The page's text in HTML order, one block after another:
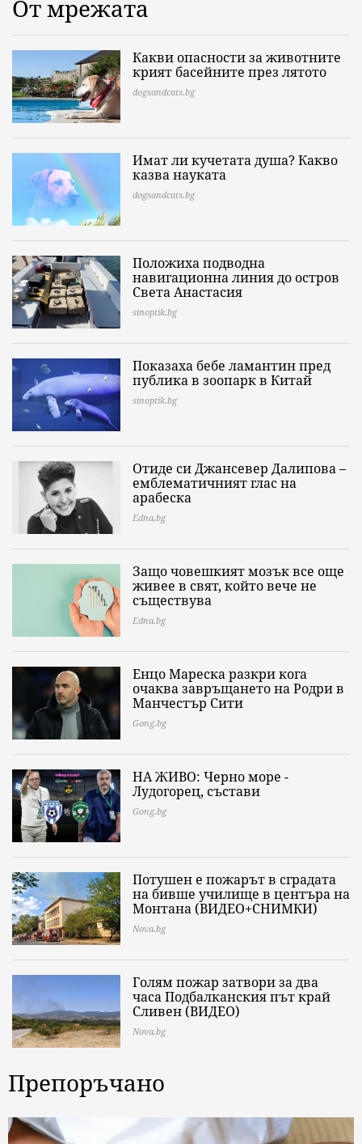
От мрежата
Какви опасности за животните
крият басейните през лятото
dogsandcats.bg
Имат ли кучетата душа? Какво
казва науката
dogsandcats.bg
Положиха подводна
навигационна линия до остров
Света Анастасия
sinoptik.bg
Показаха бебе ламантин пред
публика в зоопарк в Китай
sinoptik.bg
Отиде си Джансевер Далипова –
емблематичният глас на
арабеска
Edna.bg
Защо човешкият мозък все още
живее в свят, който вече не
съществува
Edna.bg
Енцо Мареска разкри кога
очаква завръщането на Родри в
Манчестър Сити
Gong.bg
НА ЖИВО: Черно море -
Лудогорец, състави
Gong.bg
Потушен е пожарът в сградата
на бивше училище в центъра на
Монтана (ВИДЕО+СНИМКИ)
Nova.bg
Голям пожар затвори за два
часа Подбалканския път край
Сливен (ВИДЕО)
Nova.bg
Препоръчано